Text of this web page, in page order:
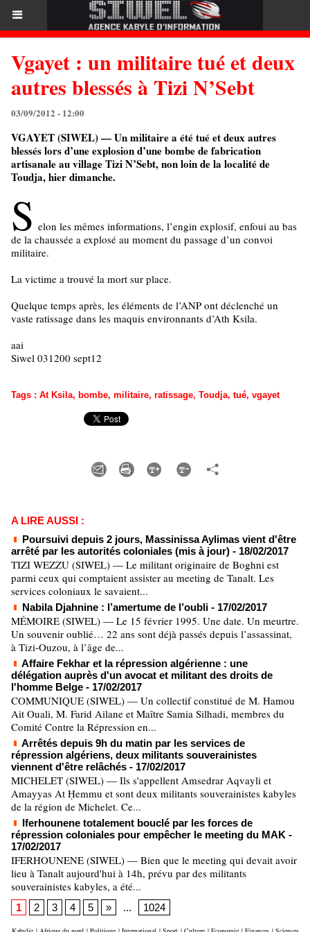
Vgayet : un militaire tué et deux
autres blessés à Tizi N’Sebt
03/09/2012 - 12:00
VGAYET (SIWEL) — Un militaire a été tué et deux autres
blessés lors d’une explosion d’une bombe de fabrication
artisanale au village Tizi N’Sebt, non loin de la localité de
Toudja, hier dimanche.
S elon les mêmes informations, l’engin explosif, enfoui au bas
de la chaussée a explosé au moment du passage d’un convoi
militaire.
La victime a trouvé la mort sur place.
Quelque temps après, les éléments de l’ANP ont déclenché un
vaste ratissage dans les maquis environnants d’Ath Ksila.
aai
Siwel 031200 sept12
Tags : At Ksila, bombe, militaire, ratissage, Toudja, tué, vgayet
A LIRE AUSSI :
Poursuivi depuis 2 jours, Massinissa Aylimas vient d'être
arrêté par les autorités coloniales (mis à jour) - 18/02/2017
TIZI WEZZU (SIWEL) — Le militant originaire de Boghni est
parmi ceux qui comptaient assister au meeting de Tanalt. Les
services coloniaux le savaient...
Nabila Djahnine : l’amertume de l’oubli - 17/02/2017
MÉMOIRE (SIWEL) — Le 15 février 1995. Une date. Un meurtre.
Un souvenir oublié… 22 ans sont déjà passés depuis l’assassinat,
à Tizi-Ouzou, à l’âge de...
Affaire Fekhar et la répression algérienne : une
délégation auprès d'un avocat et militant des droits de
l'homme Belge - 17/02/2017
COMMUNIQUE (SIWEL) — Un collectif constitué de M. Hamou
Ait Ouali, M. Farid Ailane et Maître Samia Silhadi, membres du
Comité Contre la Répression en...
Arrêtés depuis 9h du matin par les services de
répression algériens, deux militants souverainistes
viennent d'être relâchés - 17/02/2017
MICHELET (SIWEL) — Ils s'appellent Amsedrar Aqvayli et
Amayyas At Ḥemmu et sont deux militants souverainistes kabyles
de la région de Michelet. Ce...
Iferhounene totalement bouclé par les forces de
répression coloniales pour empêcher le meeting du MAK -
17/02/2017
IFERHOUNENE (SIWEL) — Bien que le meeting qui devait avoir
lieu à Tanalt aujourd'hui à 14h, prévu par des militants
souverainistes kabyles, a été...
1 2 3 4 5 » ... 1024